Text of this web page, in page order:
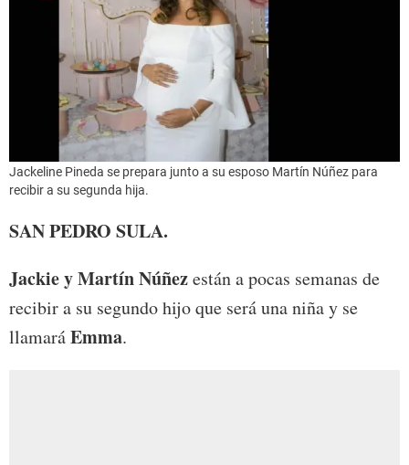
Jackeline Pineda se prepara junto a su esposo Martín Núñez para
recibir a su segunda hija.
SAN PEDRO SULA.
Jackie y Martín Núñezestán a pocas semanas de
recibir a su segundo hijo que será una niña y se
llamaráEmma.